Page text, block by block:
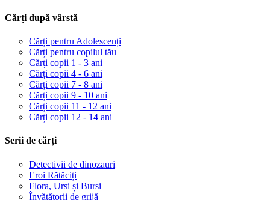
Cărți după vârstă
Cărți pentru Adolescenți
Cărți pentru copilul tău
Cărți copii 1 - 3 ani
Cărți copii 4 - 6 ani
Cărți copii 7 - 8 ani
Cărți copii 9 - 10 ani
Cărți copii 11 - 12 ani
Cărți copii 12 - 14 ani
Serii de cărți
Detectivii de dinozauri
Eroi Rătăciți
Flora, Ursi și Bursi
Învățătorii de grijă